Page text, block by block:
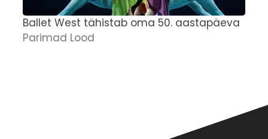
Ballet West tähistab oma 50. aastapäeva
Parimad Lood